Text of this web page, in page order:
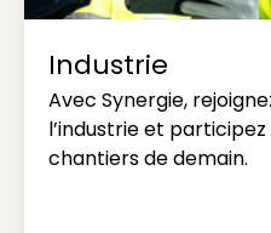
Industrie
Avec Synergie,
l’industrie et
chantiers de demain.